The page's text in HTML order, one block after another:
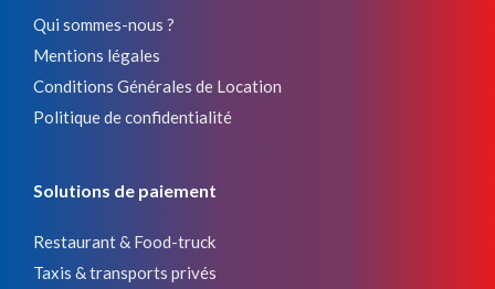
Qui sommes-nous ?
Mentions légales
Conditions Générales de Location
Politique de confidentialité
Solutions de paiement
Restaurant & Food-truck
Taxis & transports privés